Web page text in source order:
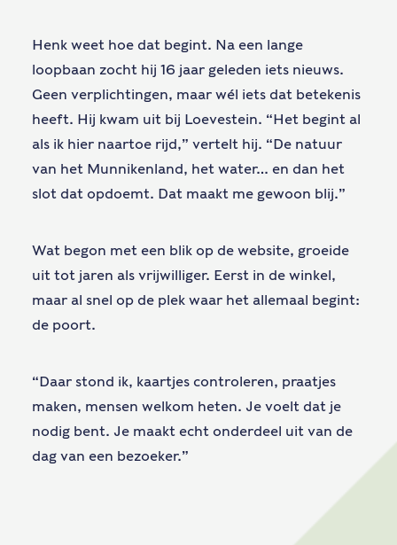
Henk weet hoe dat begint. Na een lange
loopbaan zocht hij 16 jaar geleden iets nieuws.
Geen verplichtingen, maar wél iets dat betekenis
heeft. Hij kwam uit bij Loevestein. “Het begint al
als ik hier naartoe rijd,” vertelt hij. “De natuur
van het Munnikenland, het water… en dan het
slot dat opdoemt. Dat maakt me gewoon blij.”
Wat begon met een blik op de website, groeide
uit tot jaren als vrijwilliger. Eerst in de winkel,
maar al snel op de plek waar het allemaal begint:
de poort.
“Daar stond ik, kaartjes controleren, praatjes
maken, mensen welkom heten. Je voelt dat je
nodig bent. Je maakt echt onderdeel uit van de
dag van een bezoeker.”